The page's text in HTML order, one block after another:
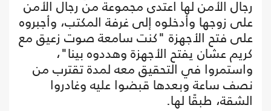
رجال الأمن لها اعتدى مجموعة من رجال الأمن
على زوجها وأدخلوه إلى غرفة المكتب، وأجبروه
على فتح الأجهزة "كنت سامعة صوت زعيق مع
كريم عشان يفتح الأجهزة وهددوه بينا"،
واستمروا في التحقيق معه لمدة تقترب من
نصف ساعة وبعدها قبضوا عليه وغادروا
الشقة، طبقًا لها.